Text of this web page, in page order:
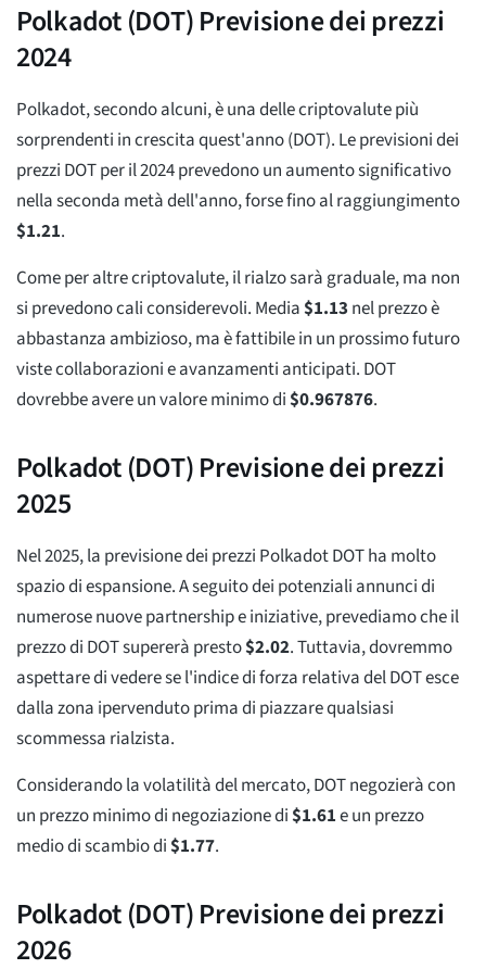
Polkadot (DOT) Previsione dei prezzi
2024
Polkadot, secondo alcuni, è una delle criptovalute più
sorprendenti in crescita quest'anno (DOT). Le previsioni dei
prezzi DOT per il 2024 prevedono un aumento significativo
nella seconda metà dell'anno, forse fino al raggiungimento
$1.21.
Come per altre criptovalute, il rialzo sarà graduale, ma non
si prevedono cali considerevoli. Media$1.13 nel prezzo è
abbastanza ambizioso, ma è fattibile in un prossimo futuro
viste collaborazioni e avanzamenti anticipati. DOT
dovrebbe avere un valore minimo di$0.967876.
Polkadot (DOT) Previsione dei prezzi
2025
Nel 2025, la previsione dei prezzi Polkadot DOT ha molto
spazio di espansione. A seguito dei potenziali annunci di
numerose nuove partnership e iniziative, prevediamo che il
prezzo di DOT supererà presto$2.02. Tuttavia, dovremmo
aspettare di vedere se l'indice di forza relativa del DOT esce
dalla zona ipervenduto prima di piazzare qualsiasi
scommessa rialzista.
Considerando la volatilità del mercato, DOT negozierà con
un prezzo minimo di negoziazione di$1.61e un prezzo
medio di scambio di$1.77.
Polkadot (DOT) Previsione dei prezzi
2026